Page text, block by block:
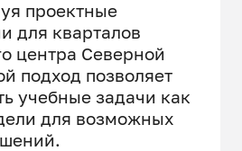
проектные
для кварталов
центра Северной
подход позволяет
учебные задачи как
для возможных